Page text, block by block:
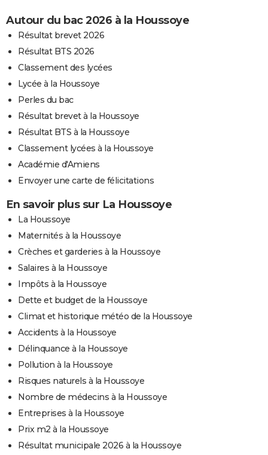
Autour du bac 2026 à la Houssoye
Résultat brevet 2026
Résultat BTS 2026
Classement des lycées
Lycée à la Houssoye
Perles du bac
Résultat brevet à la Houssoye
Résultat BTS à la Houssoye
Classement lycées à la Houssoye
Académie d'Amiens
Envoyer une carte de félicitations
En savoir plus sur La Houssoye
La Houssoye
Maternités à la Houssoye
Crèches et garderies à la Houssoye
Salaires à la Houssoye
Impôts à la Houssoye
Dette et budget de la Houssoye
Climat et historique météo de la Houssoye
Accidents à la Houssoye
Délinquance à la Houssoye
Pollution à la Houssoye
Risques naturels à la Houssoye
Nombre de médecins à la Houssoye
Entreprises à la Houssoye
Prix m2 à la Houssoye
Résultat municipale 2026 à la Houssoye